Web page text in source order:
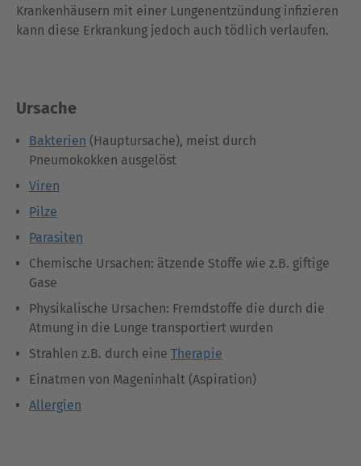
Krankenhäusern mit einer Lungenentzündung infizieren
kann diese Erkrankung jedoch auch tödlich verlaufen.
Ursache
Bakterien (Hauptursache), meist durch
Pneumokokken ausgelöst
Viren
Pilze
Parasiten
Chemische Ursachen: ätzende Stoffe wie z.B. giftige
Gase
Physikalische Ursachen: Fremdstoffe die durch die
Atmung in die Lunge transportiert wurden
Strahlen z.B. durch eine Therapie
Einatmen von Mageninhalt (Aspiration)
Allergien